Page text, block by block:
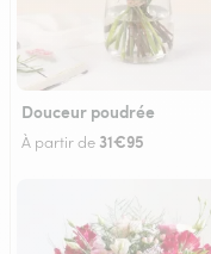
Douceur poudrée
À partir de 31€95